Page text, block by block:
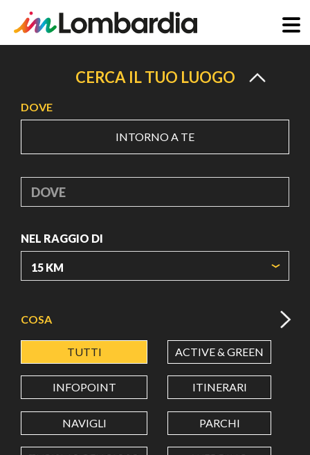
principale
CERCA IL TUO LUOGO
DOVE
INTORNO A TE
DOVE
NEL RAGGIO DI
LATITUDINE
LONGITUDINE
COSA
TUTTI ACTIVE & GREEN
INFOPOINT ITINERARI
NAVIGLI PARCHI